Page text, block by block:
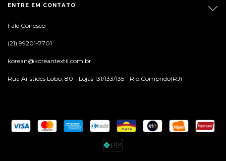
ENTRE EM CONTATO
Fale Conosco
(21) 99201-7701
korean@koreantextil.com.br
Rua Aristides Lobo, 80 - Lojas 131/133/135 - Rio Comprido(RJ)